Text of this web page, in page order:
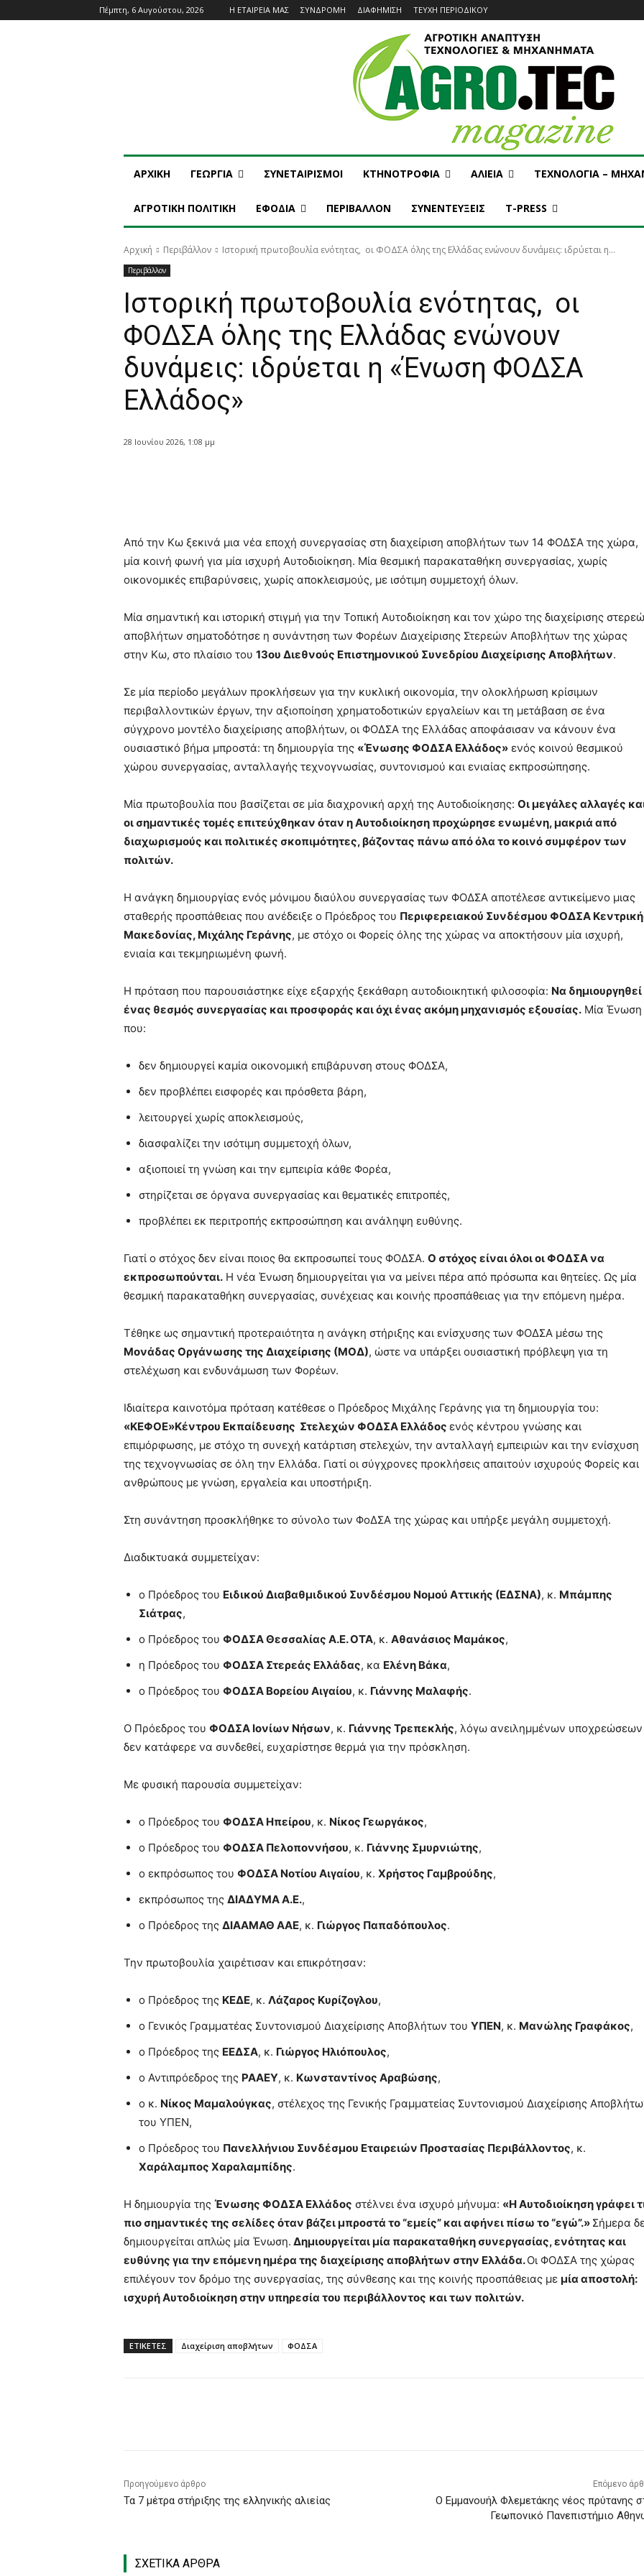
Πέμπτη, 6 Αυγούστου, 2026 Η ΕΤΑΙΡΕΙΑ ΜΑΣ ΣΥΝΔΡΟΜΗ ΔΙΑΦΗΜΙΣΗ ΤΕΥΧΗ ΠΕΡΙΟΔΙΚΟΥ
ΑΡΧΙΚΗ ΓΕΩΡΓΙΑ ΣΥΝΕΤΑΙΡΙΣΜΟΙ ΚΤΗΝΟΤΡΟΦΙΑ ΑΛΙΕΙΑ ΤΕΧΝΟΛΟΓΙΑ –
ΑΓΡΟΤΙΚΗ ΠΟΛΙΤΙΚΗ ΕΦΟΔΙΑ ΠΕΡΙΒΑΛΛΟΝ ΣΥΝΕΝΤΕΥΞΕΙΣ T-PRESS
Αρχική Περιβάλλον Ιστορική πρωτοβουλία ενότητας, οι ΦΟΔΣΑ όλης της Ελλάδας ενώνουν δυνάμεις: ιδρύεται η...
Περιβάλλον
Ιστορική πρωτοβουλία ενότητας, οι
ΦΟΔΣΑ όλης της Ελλάδας ενώνουν
δυνάμεις: ιδρύεται η «Ένωση ΦΟΔΣΑ
Ελλάδος»
28 Ιουνίου 2026, 1:08 μμ
Από την Κω ξεκινά μια νέα εποχή συνεργασίας στη διαχείριση αποβλήτων των 14 ΦΟΔΣΑ της χώρα,
μία κοινή φωνή για μία ισχυρή Αυτοδιοίκηση. Μία θεσμική παρακαταθήκη συνεργασίας, χωρίς
οικονομικές επιβαρύνσεις, χωρίς αποκλεισμούς, με ισότιμη συμμετοχή όλων.
Μία σημαντική και ιστορική στιγμή για την Τοπική Αυτοδιοίκηση και τον χώρο της διαχείρισης
αποβλήτων σηματοδότησε η συνάντηση των Φορέων Διαχείρισης Στερεών Αποβλήτων της χώρας
στην Κω, στο πλαίσιο του 13ου Διεθνούς Επιστημονικού Συνεδρίου Διαχείρισης Αποβλήτων.
Σε μία περίοδο μεγάλων προκλήσεων για την κυκλική οικονομία, την ολοκλήρωση κρίσιμων
περιβαλλοντικών έργων, την αξιοποίηση χρηματοδοτικών εργαλείων και τη μετάβαση σε ένα
σύγχρονο μοντέλο διαχείρισης αποβλήτων, οι ΦΟΔΣΑ της Ελλάδας αποφάσισαν να κάνουν ένα
ουσιαστικό βήμα μπροστά: τη δημιουργία της «Ένωσης ΦΟΔΣΑ Ελλάδος» ενός κοινού θεσμικού
χώρου συνεργασίας, ανταλλαγής τεχνογνωσίας, συντονισμού και ενιαίας εκπροσώπησης.
Μία πρωτοβουλία που βασίζεται σε μία διαχρονική αρχή της Αυτοδιοίκησης: Οι μεγάλες αλλαγές
οι σημαντικές τομές επιτεύχθηκαν όταν η Αυτοδιοίκηση προχώρησε ενωμένη, μακριά από
διαχωρισμούς και πολιτικές σκοπιμότητες, βάζοντας πάνω από όλα το κοινό συμφέρον των
πολιτών.
Η ανάγκη δημιουργίας ενός μόνιμου διαύλου συνεργασίας των ΦΟΔΣΑ αποτέλεσε αντικείμενο μιας
σταθερής προσπάθειας που ανέδειξε ο Πρόεδρος του Περιφερειακού Συνδέσμου ΦΟΔΣΑ
Μακεδονίας, Μιχάλης Γεράνης, με στόχο οι Φορείς όλης της χώρας να αποκτήσουν μία ισχυρή,
ενιαία και τεκμηριωμένη φωνή.
Η πρόταση που παρουσιάστηκε είχε εξαρχής ξεκάθαρη αυτοδιοικητική φιλοσοφία: Να δημιουργηθεί
ένας θεσμός συνεργασίας και προσφοράς και όχι ένας ακόμη μηχανισμός εξουσίας. Μία Ένωση
που:
δεν δημιουργεί καμία οικονομική επιβάρυνση στους ΦΟΔΣΑ,
δεν προβλέπει εισφορές και πρόσθετα βάρη,
λειτουργεί χωρίς αποκλεισμούς,
διασφαλίζει την ισότιμη συμμετοχή όλων,
αξιοποιεί τη γνώση και την εμπειρία κάθε Φορέα,
στηρίζεται σε όργανα συνεργασίας και θεματικές επιτροπές,
προβλέπει εκ περιτροπής εκπροσώπηση και ανάληψη ευθύνης.
Γιατί ο στόχος δεν είναι ποιος θα εκπροσωπεί τους ΦΟΔΣΑ. Ο στόχος είναι όλοι οι ΦΟΔΣΑ να
εκπροσωπούνται. Η νέα Ένωση δημιουργείται για να μείνει πέρα από πρόσωπα και θητείες. Ως μία
θεσμική παρακαταθήκη συνεργασίας, συνέχειας και κοινής προσπάθειας για την επόμενη ημέρα.
Τέθηκε ως σημαντική προτεραιότητα η ανάγκη στήριξης και ενίσχυσης των ΦΟΔΣΑ μέσω της
Μονάδας Οργάνωσης της Διαχείρισης (ΜΟΔ), ώστε να υπάρξει ουσιαστική πρόβλεψη για τη
στελέχωση και ενδυνάμωση των Φορέων.
Ιδιαίτερα καινοτόμα πρόταση κατέθεσε ο Πρόεδρος Μιχάλης Γεράνης για τη δημιουργία του:
«ΚΕΦΟΕ»Κέντρου Εκπαίδευσης Στελεχών ΦΟΔΣΑ Ελλάδος ενός κέντρου γνώσης και
επιμόρφωσης, με στόχο τη συνεχή κατάρτιση στελεχών, την ανταλλαγή εμπειριών και την ενίσχυση
της τεχνογνωσίας σε όλη την Ελλάδα. Γιατί οι σύγχρονες προκλήσεις απαιτούν ισχυρούς Φορείς και
ανθρώπους με γνώση, εργαλεία και υποστήριξη.
Στη συνάντηση προσκλήθηκε το σύνολο των ΦοΔΣΑ της χώρας και υπήρξε μεγάλη συμμετοχή.
Διαδικτυακά συμμετείχαν:
ο Πρόεδρος του Ειδικού Διαβαθμιδικού Συνδέσμου Νομού Αττικής (ΕΔΣΝΑ), κ. Μπάμπης
Σιάτρας,
ο Πρόεδρος του ΦΟΔΣΑ Θεσσαλίας Α.Ε. ΟΤΑ, κ. Αθανάσιος Μαμάκος,
η Πρόεδρος του ΦΟΔΣΑ Στερεάς Ελλάδας, κα Ελένη Βάκα,
ο Πρόεδρος του ΦΟΔΣΑ Βορείου Αιγαίου, κ. Γιάννης Μαλαφής.
Ο Πρόεδρος του ΦΟΔΣΑ Ιονίων Νήσων, κ. Γιάννης Τρεπεκλής, λόγω ανειλημμένων υποχρεώσεων
δεν κατάφερε να συνδεθεί, ευχαρίστησε θερμά για την πρόσκληση.
Με φυσική παρουσία συμμετείχαν:
ο Πρόεδρος του ΦΟΔΣΑ Ηπείρου, κ. Νίκος Γεωργάκος,
ο Πρόεδρος του ΦΟΔΣΑ Πελοποννήσου, κ. Γιάννης Σμυρνιώτης,
ο εκπρόσωπος του ΦΟΔΣΑ Νοτίου Αιγαίου, κ. Χρήστος Γαμβρούδης,
εκπρόσωπος της ΔΙΑΔΥΜΑ Α.Ε.,
ο Πρόεδρος της ΔΙΑΑΜΑΘ ΑΑΕ, κ. Γιώργος Παπαδόπουλος.
Την πρωτοβουλία χαιρέτισαν και επικρότησαν:
ο Πρόεδρος της ΚΕΔΕ, κ. Λάζαρος Κυρίζογλου,
ο Γενικός Γραμματέας Συντονισμού Διαχείρισης Αποβλήτων του ΥΠΕΝ, κ. Μανώλης Γραφάκος,
ο Πρόεδρος της ΕΕΔΣΑ, κ. Γιώργος Ηλιόπουλος,
ο Αντιπρόεδρος της ΡΑΑΕΥ, κ. Κωνσταντίνος Αραβώσης,
ο κ. Νίκος Μαμαλούγκας, στέλεχος της Γενικής Γραμματείας Συντονισμού Διαχείρισης
του ΥΠΕΝ,
ο Πρόεδρος του Πανελλήνιου Συνδέσμου Εταιρειών Προστασίας Περιβάλλοντος, κ.
Χαράλαμπος Χαραλαμπίδης.
Η δημιουργία της Ένωσης ΦΟΔΣΑ Ελλάδος στέλνει ένα ισχυρό μήνυμα: «Η Αυτοδιοίκηση γράφει
πιο σημαντικές της σελίδες όταν βάζει μπροστά το “εμείς” και αφήνει πίσω το “εγώ”.» Σήμερα
δημιουργείται απλώς μία Ένωση. Δημιουργείται μία παρακαταθήκη συνεργασίας, ενότητας και
ευθύνης για την επόμενη ημέρα της διαχείρισης αποβλήτων στην Ελλάδα.Οι ΦΟΔΣΑ της χώρας
επιλέγουν τον δρόμο της συνεργασίας, της σύνθεσης και της κοινής προσπάθειας με μία αποστολή:
ισχυρή Αυτοδιοίκηση στην υπηρεσία του περιβάλλοντος και των πολιτών.
ΕΤΙΚΕΤΕΣ Διαχείριση αποβλήτων ΦΟΔΣΑ
Προηγούμενο άρθρο
Τα 7 μέτρα στήριξης της ελληνικής αλιείας
Επόμενο
O Εμμανουήλ Φλεμετάκης νέος πρύτανης
Γεωπονικό Πανεπιστήμιο
ΣΧΕΤΙΚΑ ΑΡΘΡΑ